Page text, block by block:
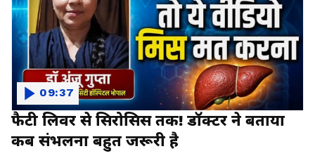
फैटी लिवर से सिरोसिस तक! डॉक्टर ने बताया
कब संभलना बहुत जरूरी है
09:37